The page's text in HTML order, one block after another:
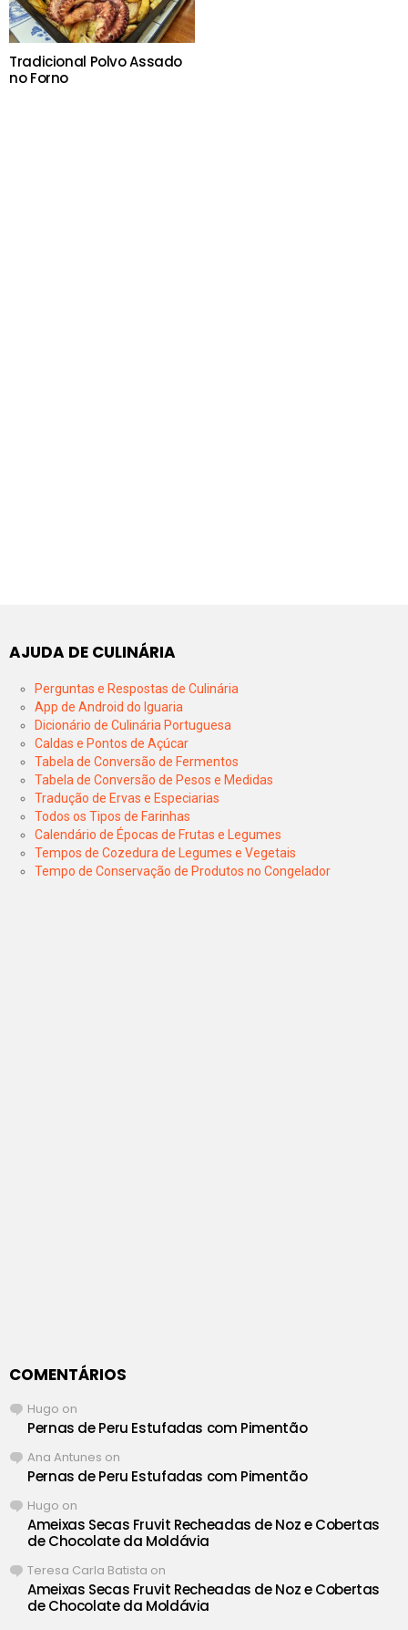
Tradicional Polvo Assado
no Forno
AJUDA DE CULINÁRIA
Perguntas e Respostas de Culinária
App de Android do Iguaria
Dicionário de Culinária Portuguesa
Caldas e Pontos de Açúcar
Tabela de Conversão de Fermentos
Tabela de Conversão de Pesos e Medidas
Tradução de Ervas e Especiarias
Todos os Tipos de Farinhas
Calendário de Épocas de Frutas e Legumes
Tempos de Cozedura de Legumes e Vegetais
Tempo de Conservação de Produtos no Congelador
COMENTÁRIOS
Hugo on
Pernas de Peru Estufadas com Pimentão
Ana Antunes on
Pernas de Peru Estufadas com Pimentão
Hugo on
Ameixas Secas Fruvit Recheadas de Noz e Cobertas
de Chocolate da Moldávia
Teresa Carla Batista on
Ameixas Secas Fruvit Recheadas de Noz e Cobertas
de Chocolate da Moldávia